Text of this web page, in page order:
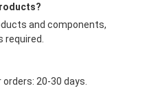
and components,
20-30 days.